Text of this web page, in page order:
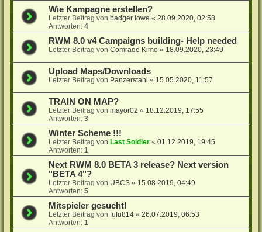
Wie Kampagne erstellen?
Letzter Beitrag von badger lowe «28.09.2020, 02:58
Antworten:4
RWM 8.0 v4 Campaigns building- Help needed
Letzter Beitrag vonComrade Kimo « 18.09.2020, 23:49
Upload Maps/Downloads
Letzter Beitrag von Panzerstahl « 15.05.2020, 11:57
TRAIN ON MAP?
Letzter Beitrag vonmayor02 « 18.12.2019, 17:55
Antworten:3
Winter Scheme !!!
Letzter Beitrag von Last Soldier «01.12.2019, 19:45
Antworten:1
Next RWM 8.0 BETA 3 release? Next version
"BETA 4"?
Letzter Beitrag von UBCS « 15.08.2019, 04:49
Antworten:5
Mitspieler gesucht!
Letzter Beitrag vonfufu814 «26.07.2019, 06:53
Antworten:1